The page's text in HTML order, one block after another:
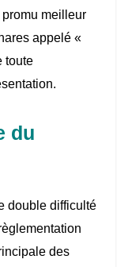
promu meilleur
appelé «
toute
du
double difficulté
des